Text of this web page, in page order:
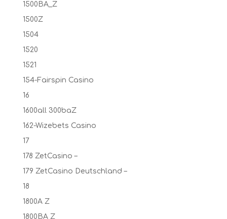
1500BA_Z
1500Z
1504
1520
1521
154-Fairspin Casino
16
1600all 300baZ
162-Wizebets Casino
17
178 ZetCasino –
179 ZetCasino Deutschland –
18
1800A Z
1800BA Z